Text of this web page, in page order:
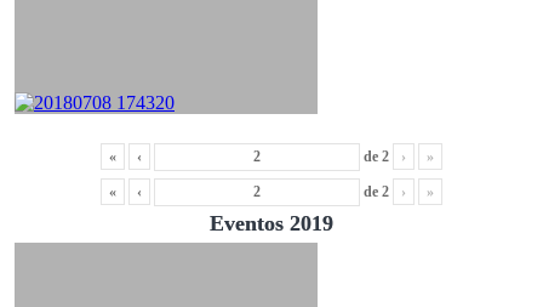
« ‹ de 2 › »
« ‹ de 2 › »
Eventos 2019